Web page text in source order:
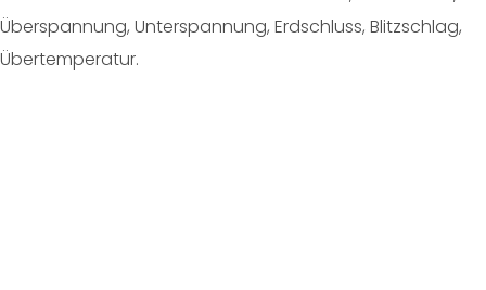
Überspannung, Unterspannung, Erdschluss, Blitzschlag,
Übertemperatur.